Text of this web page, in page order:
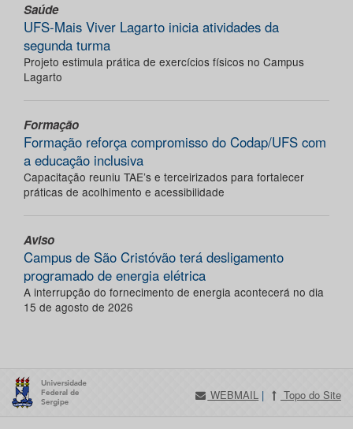
Saúde
UFS-Mais Viver Lagarto inicia atividades da
segunda turma
Projeto estimula prática de exercícios físicos no Campus
Lagarto
Formação
Formação reforça compromisso do Codap/UFS com
a educação inclusiva
Capacitação reuniu TAE’s e terceirizados para fortalecer
práticas de acolhimento e acessibilidade
Aviso
Campus de São Cristóvão terá desligamento
programado de energia elétrica
A interrupção do fornecimento de energia acontecerá no dia
15 de agosto de 2026
WEBMAIL | Topo do Site